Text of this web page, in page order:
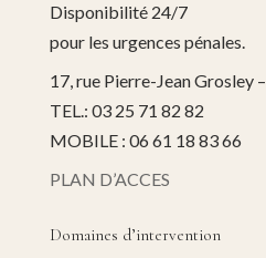
Disponibilité 24/7
pour les urgences pénales.
17, rue Pierre-Jean Grosley
TEL.: 03 25 71 82 82
MOBILE : 06 61 18 83 66
PLAN D’ACCES
Domaines d’intervention